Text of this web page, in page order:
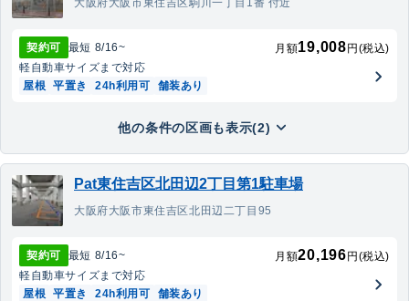
大阪府大阪市東住吉区駒川一丁目1番 付近
契約可 最短 8/16~ 月額19,008 円(税込)
軽自動車サイズまで対応
屋根 平置き 24h利用可 舗装あり
他の条件の区画も表示(2)
Pat東住吉区北田辺2丁目第1駐車場
大阪府大阪市東住吉区北田辺二丁目95
契約可 最短 8/16~ 月額20,196 円(税込)
軽自動車サイズまで対応
屋根 平置き 24h利用可 舗装あり